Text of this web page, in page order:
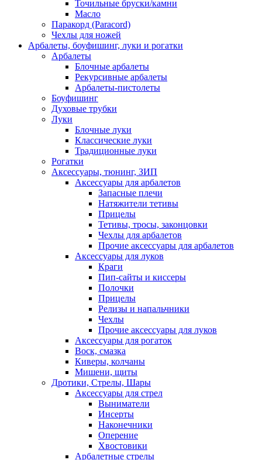
Точильные бруски/камни
Масло
Паракорд (Paracord)
Чехлы для ножей
Арбалеты, боуфишинг, луки и рогатки
Арбалеты
Блочные арбалеты
Рекурсивные арбалеты
Арбалеты-пистолеты
Боуфишинг
Духовые трубки
Луки
Блочные луки
Классические луки
Традиционные луки
Рогатки
Аксессуары, тюнинг, ЗИП
Аксессуары для арбалетов
Запасные плечи
Натяжители тетивы
Прицелы
Тетивы, тросы, законцовки
Чехлы для арбалетов
Прочие аксессуары для арбалетов
Аксессуары для луков
Краги
Пип-сайты и киссеры
Полочки
Прицелы
Релизы и напальчники
Чехлы
Прочие аксессуары для луков
Аксессуары для рогаток
Воск, смазка
Киверы, колчаны
Мишени, щиты
Дротики, Стрелы, Шары
Аксессуары для стрел
Выниматели
Инсерты
Наконечники
Оперение
Хвостовики
Арбалетные стрелы